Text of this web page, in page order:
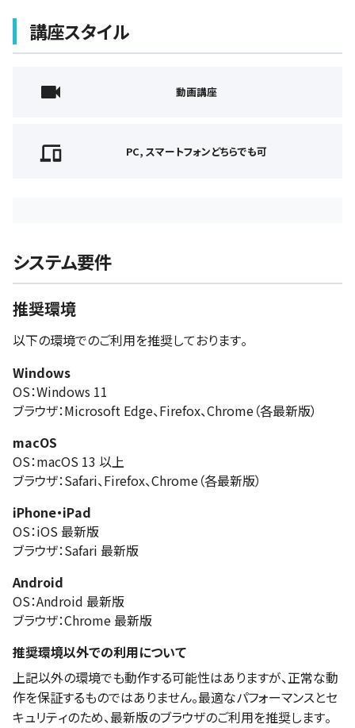
講座スタイル
動画講座
PC, スマートフォンどちらでも可
システム要件
推奨環境
以下の環境でのご利用を推奨しております。
Windows
OS：Windows 11
ブラウザ：Microsoft Edge、Firefox、Chrome（各最新版）
macOS
OS：macOS 13 以上
ブラウザ：Safari、Firefox、Chrome（各最新版）
iPhone・iPad
OS：iOS 最新版
ブラウザ：Safari 最新版
Android
OS：Android 最新版
ブラウザ：Chrome 最新版
推奨環境以外での利用について
上記以外の環境でも動作する可能性はありますが、正常な動
作を保証するものではありません。最適なパフォーマンスとセ
キュリティのため、最新版のブラウザのご利用を推奨します。